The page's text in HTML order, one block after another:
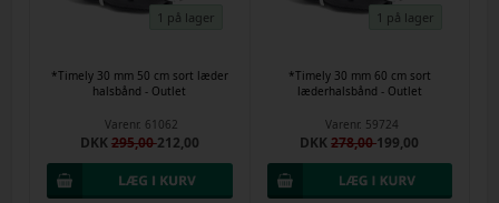
1 på lager
*Timely 30 mm 50 cm sort læder
halsbånd - Outlet
Varenr. 61062
DKK295,00212,00
1 på lager
*Timely 30 mm 60 cm sort
læderhalsbånd - Outlet
Varenr. 59724
DKK278,00199,00